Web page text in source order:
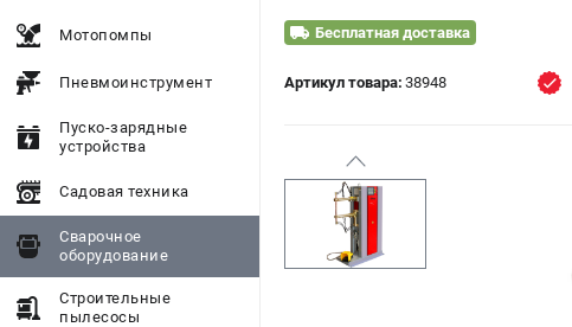
Мотопомпы
Пневмоинструмент
Пуско-зарядные
устройства
Садовая техника
Сварочное
оборудование
Строительные
пылесосы
Бесплатная доставка
Артикул товара: 38948